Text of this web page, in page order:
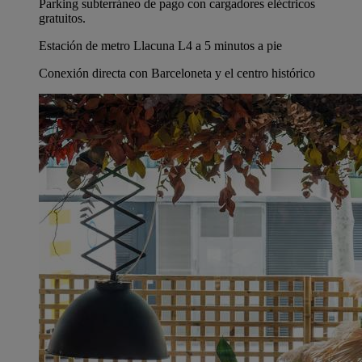
Parking subterráneo de pago con cargadores eléctricos
gratuitos.
Estación de metro Llacuna L4 a 5 minutos a pie
Conexión directa con Barceloneta y el centro histórico